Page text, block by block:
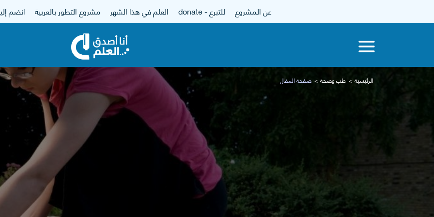
عن المشروع للتبرع - donate العلم في هذا الشهر مشروع التطور بالعربية انضم
الرئيسية طب وصحة صفحة المقال